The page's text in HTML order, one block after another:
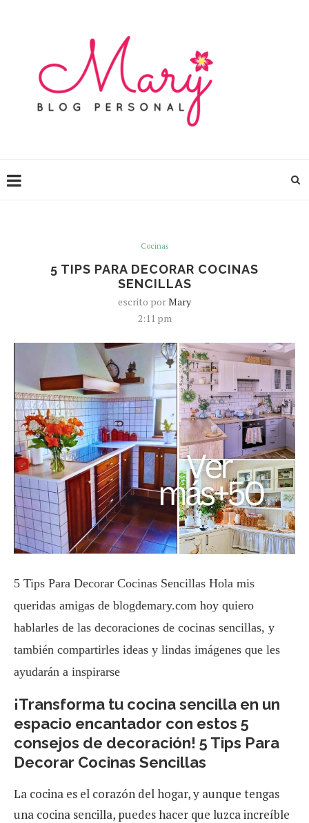
Cocinas
5 TIPS PARA DECORAR COCINAS
SENCILLAS
escrito porMary
2:11 pm
5 Tips Para Decorar Cocinas Sencillas Hola mis
queridas amigas de blogdemary.com hoy quiero
hablarles de las decoraciones de cocinas sencillas, y
también compartirles ideas y lindas imágenes que les
ayudarán a inspirarse
¡Transforma tu cocina sencilla en un
espacio encantador con estos 5
consejos de decoración! 5 Tips Para
Decorar Cocinas Sencillas
La cocina es el corazón del hogar, y aunque tengas
una cocina sencilla, puedes hacer que luzca increíble